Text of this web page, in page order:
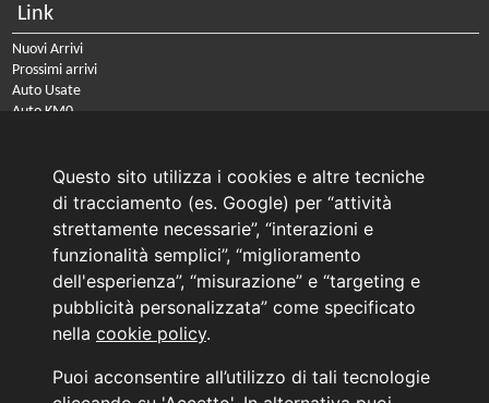
Questo sito utilizza i cookies e altre tecniche
di tracciamento (es. Google) per “attività
strettamente necessarie”, “interazioni e
funzionalità semplici”, “miglioramento
dell'esperienza”, “misurazione” e “targeting e
pubblicità personalizzata” come specificato
nella cookie policy.
Puoi acconsentire all’utilizzo di tali tecnologie
Link
Nuovi Arrivi
Prossimi arrivi
Auto Usate
Auto KM0
PRENOTA IL TUO INTERVENTO DI OFFICINA
PRENOTA LA REVISIONE DELLA TUA AUTO
Consulente Online Usato: 0805608980
Consulente Online Hyundai: 0805608985
AUTO PLANET BARI SRL | BARI, via Zippitelli 32-34 - CAP 70132 | P.I. 05126720720